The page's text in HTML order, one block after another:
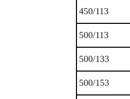
450/113
500/113
500/133
500/153